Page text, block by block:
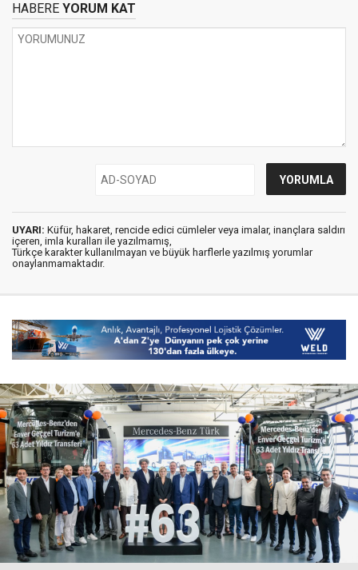
HABERE YORUM KAT
UYARI: Küfür, hakaret, rencide edici cümleler veya imalar, inançlara saldırı
içeren, imla kuralları ile yazılmamış,
Türkçe karakter kullanılmayan ve büyük harflerle yazılmış yorumlar
onaylanmamaktadır.